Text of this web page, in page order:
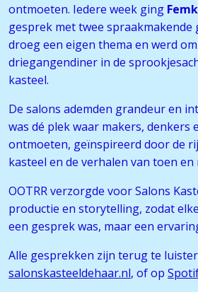
ontmoeten. Iedere week ging
gesprek met twee spraakmakende
droeg een eigen thema en werd
driegangendiner in de
kasteel.
De salons ademden grandeur en
was dé plek waar makers, denkers
ontmoeten, geïnspireerd door de
kasteel en de verhalen van toen en
OOTRR verzorgde voor Salons
productie en storytelling, zodat
een gesprek was, maar een
Alle gesprekken zijn terug te
salonskasteeldehaar.nl, of op